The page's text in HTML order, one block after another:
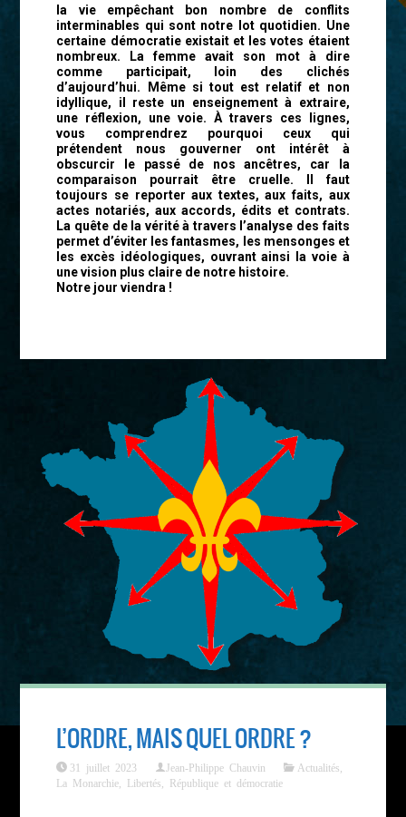
la vie empêchant bon nombre de conflits
interminables qui sont notre lot quotidien. Une
certaine démocratie existait et les votes étaient
nombreux. La femme avait son mot à dire
comme participait, loin des clichés
d’aujourd’hui. Même si tout est relatif et non
idyllique, il reste un enseignement à extraire,
une réflexion, une voie. À travers ces lignes,
vous comprendrez pourquoi ceux qui
prétendent nous gouverner ont intérêt à
obscurcir le passé de nos ancêtres, car la
comparaison pourrait être cruelle. Il faut
toujours se reporter aux textes, aux faits, aux
actes notariés, aux accords, édits et contrats.
La quête de la vérité à travers l’analyse des faits
permet d’éviter les fantasmes, les mensonges et
les excès idéologiques, ouvrant ainsi la voie à
une vision plus claire de notre histoire.
Notre jour viendra !
L’ORDRE, MAIS QUEL ORDRE ?
31 juillet 2023 Jean-Philippe Chauvin Actualités
La Monarchie
Libertés République et démocratie